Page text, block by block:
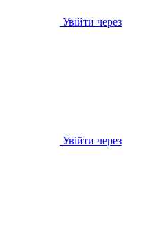
Увійти через
Увійти через